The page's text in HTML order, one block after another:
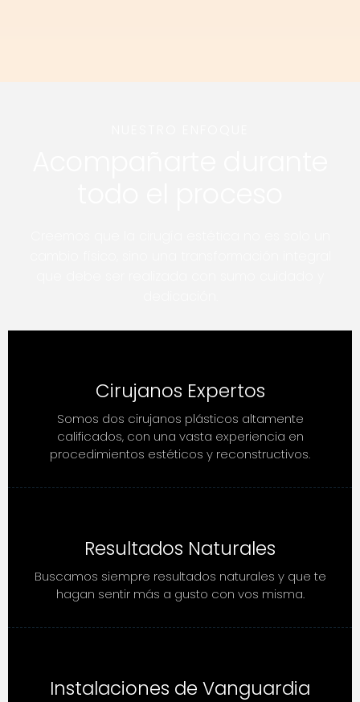
Cirujanos Expertos
Somos dos cirujanos plásticos altamente
calificados, con una vasta experiencia en
procedimientos estéticos y reconstructivos.
Resultados Naturales
Buscamos siempre resultados naturales y que te
hagan sentir más a gusto con vos misma.
Instalaciones de Vanguardia